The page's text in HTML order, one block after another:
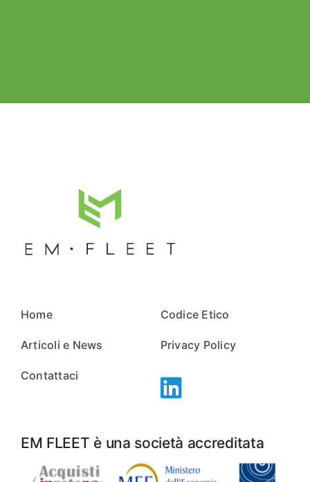
Home
Articoli e News
Contattaci
Codice Etico
Privacy Policy
EM FLEET è una società accreditata